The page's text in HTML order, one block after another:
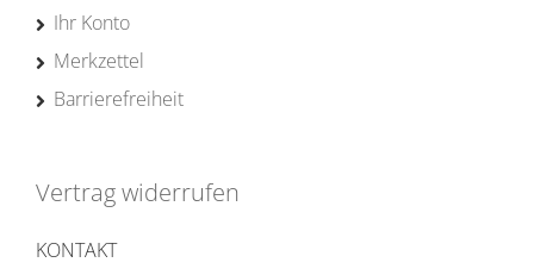
Ihr Konto
Merkzettel
Barrierefreiheit
Vertrag widerrufen
KONTAKT